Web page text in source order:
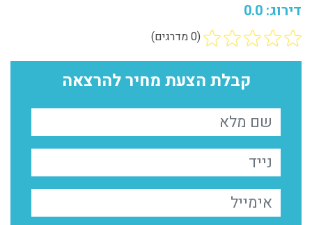
דירוג: 0.0
(0 מדרגים)
קבלת הצעת מחיר להרצאה